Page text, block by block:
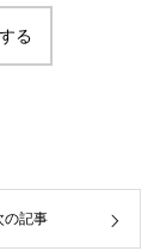
る
の記事